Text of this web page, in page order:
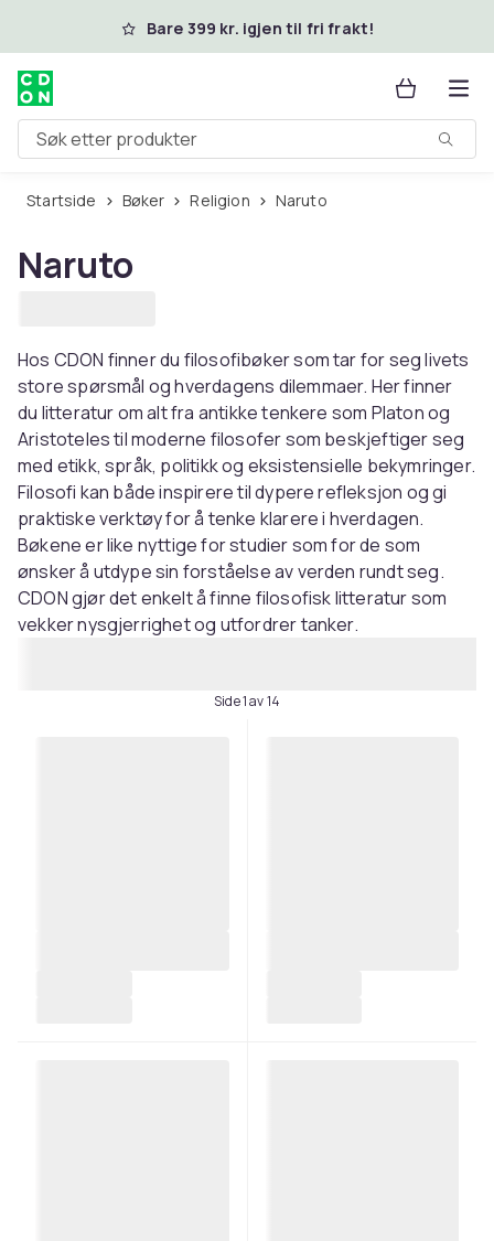
Hopp til hovedinnholdBare 399 kr. igjen til fri frakt!
Søk etter produkter
Startside Bøker Religion Naruto
Naruto
Hos CDON finner du filosofibøker som tar for seg livets
store spørsmål og hverdagens dilemmaer. Her finner
du litteratur om alt fra antikke tenkere som Platon og
Aristoteles til moderne filosofer som beskjeftiger seg
med etikk, språk, politikk og eksistensielle bekymringer.
Filosofi kan både inspirere til dypere refleksjon og gi
praktiske verktøy for å tenke klarere i hverdagen.
Bøkene er like nyttige for studier som for de som
ønsker å utdype sin forståelse av verden rundt seg.
CDON gjør det enkelt å finne filosofisk litteratur som
vekker nysgjerrighet og utfordrer tanker.
Side 1 av 14